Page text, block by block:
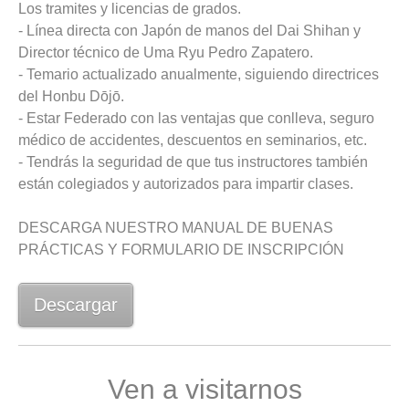
Los tramites y licencias de grados.
- Línea directa con Japón de manos del Dai Shihan y
Director técnico de Uma Ryu Pedro Zapatero.
- Temario actualizado anualmente, siguiendo directrices
del Honbu Dōjō.
- Estar Federado con las ventajas que conlleva, seguro
médico de accidentes, descuentos en seminarios, etc.
- Tendrás la seguridad de que tus instructores también
están colegiados y autorizados para impartir clases.
DESCARGA NUESTRO MANUAL DE BUENAS
PRÁCTICAS Y FORMULARIO DE INSCRIPCIÓN
Descargar
Ven a visitarnos